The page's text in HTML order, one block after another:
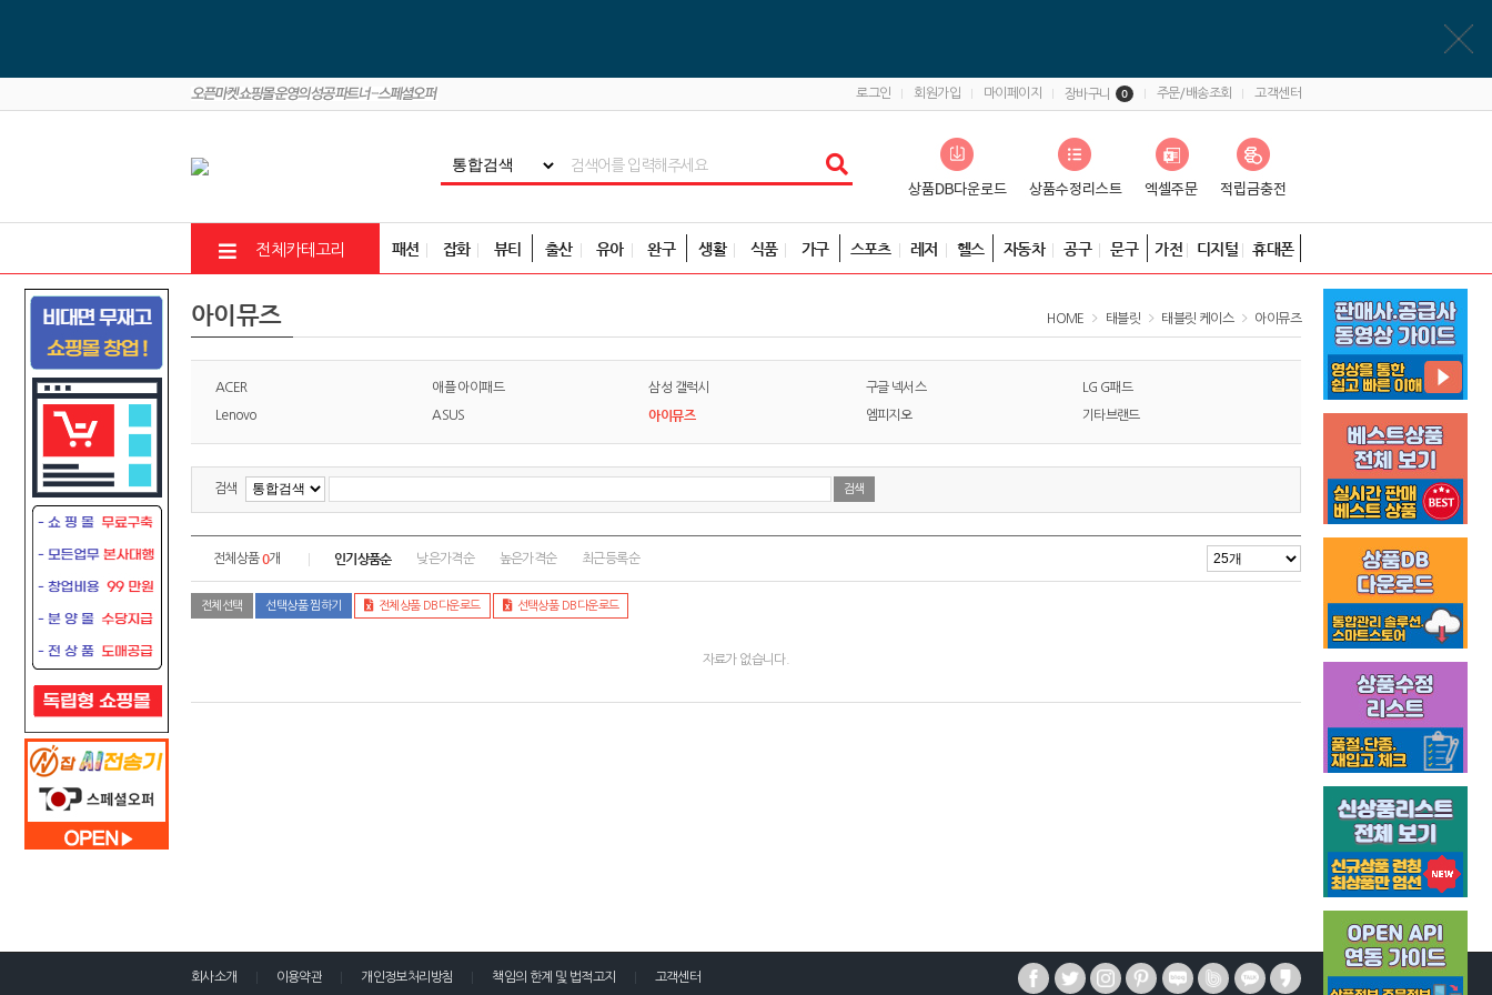
로그인 회원가입 마이페이지 장바구니 0 주문/배송조회 고객센터
전체카테고리 패션 잡화 뷰티 출산 유아 완구 생활 식품 가구 스포츠 레저 헬스 자동차 공구 문구 가전 디지털 휴대폰
아이뮤즈 HOME 태블릿 태블릿 케이스 아이뮤즈
ACER 애플 아이패드 삼성 갤럭시 구글 넥서스 LG G패드
Lenovo ASUS 아이뮤즈 엠피지오 기타브랜드
검색
전체상품0개 인기상품순 낮은가격순 높은가격순 최근등록순
전체선택 선택상품 찜하기 전체상품 DB다운로드 선택상품 DB다운로드
자료가 없습니다.
회사소개 이용약관 개인정보처리방침 책임의 한계 및 법적고지 고객센터